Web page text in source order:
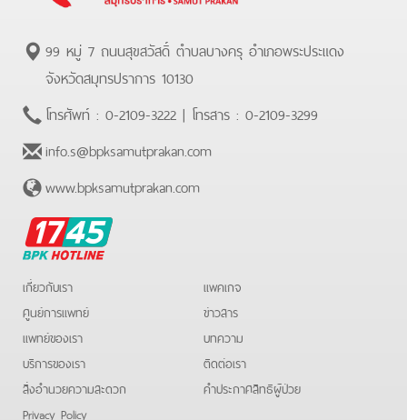
99 หมู่ 7 ถนนสุขสวัสดิ์ ตำบลบางครุ อำเภอพระประแดง
จังหวัดสมุทรปราการ 10130
โทรศัพท์ : 0-2109-3222 | โทรสาร : 0-2109-3299
info.s@bpksamutprakan.com
www.bpksamutprakan.com
BPK
Hotline
เกี่ยวกับเรา
ศูนย์การแพทย์
แพทย์ของเรา
บริการของเรา
สิ่งอำนวยความสะดวก
Privacy Policy
แพคเกจ
ข่าวสาร
บทความ
ติดต่อเรา
คําประกาศสิทธิผู้ป่วย